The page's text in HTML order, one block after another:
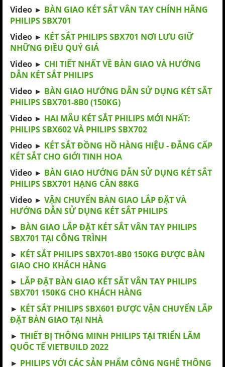
Video ► BÀN GIAO KÉT SẮT VÂN TAY CHÍNH HÃNG
PHILIPS SBX701
Video ► KÉT SẮT PHILIPS SBX701 NƠI LƯU GIỮ
NHỮNG ĐIỀU QUÝ GIÁ
Video ► CHI TIẾT NHẤT VỀ BÀN GIAO VÀ HƯỚNG
DẪN KÉT SẮT PHILIPS
Video ► BÀN GIAO HƯỚNG DẪN SỬ DỤNG KÉT SẮT
PHILIPS SBX701-8B0 (150KG)
Video ► HAI MẪU KÉT SẮT PHILIPS MỚI NHẤT:
PHILIPS SBX602 VÀ PHILIPS SBX702
Video ► KÉT SẮT ĐỒNG HỒ HÀNG HIỆU - ĐẲNG CẤP
KÉT SẮT CHO GIỚI TINH HOA
Video ► BÀN GIAO HƯỚNG DẪN SỬ DỤNG KÉT SẮT
PHILIPS SBX701 HẠNG CÂN 88KG
Video ► VẬN CHUYỂN BÀN GIAO LẮP ĐẶT VÀ
HƯỚNG DẪN SỬ DỤNG KÉT SẮT PHILIPS
► BÀN GIAO LẮP ĐẶT KÉT SẮT VÂN TAY PHILIPS
SBX701 TẠI CÔNG TRÌNH
► KÉT SẮT PHILIPS SBX701-8B0 150KG ĐƯỢC BÀN
GIAO CHO KHÁCH HÀNG
► LẮP ĐẶT BÀN GIAO KÉT SẮT VÂN TAY PHILIPS
SBX701 150KG CHO KHÁCH HÀNG
► KÉT SẮT PHILIPS SBX601 ĐƯỢC VẬN CHUYỂN LẮP
ĐẶT BÀN GIAO TẠI NHÀ
► THIẾT BỊ THÔNG MINH PHILIPS TẠI TRIỂN LÃM
QUỐC TẾ VIETBUILD 2022
► PHILIPS VỚI CÁC SẢN PHẨM CÔNG NGHỆ THÔNG